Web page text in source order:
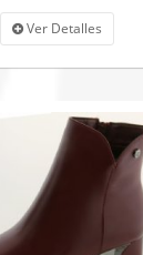
Ver Detalles